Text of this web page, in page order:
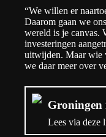
“We willen er
Daarom gaan we
wereld is je canvas.
investeringen
uitwijden. Maar wie
we daar meer over
Groningen
Lees via deze